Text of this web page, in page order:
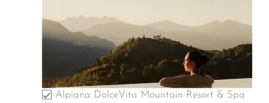
Alpiana DolceVita Mountain Resort & Spa